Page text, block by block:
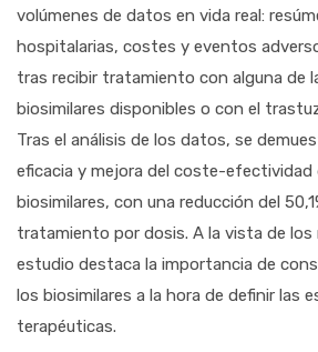
volúmenes de datos en vida real:
hospitalarias, costes y eventos
tras recibir tratamiento con alguna de
biosimilares disponibles o con el
Tras el análisis de los datos, se
eficacia y mejora del coste-efectividad
biosimilares, con una reducción del
tratamiento por dosis. A la vista de los
estudio destaca la importancia de
los biosimilares a la hora de definir las
terapéuticas.